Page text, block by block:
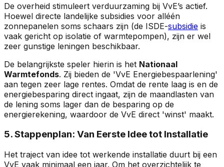
De overheid stimuleert verduurzaming bij VvE’s actief.
Hoewel directe landelijke subsidies voor alléén
zonnepanelen soms schaars zijn (de ISDE-subsidie is
vaak gericht op isolatie of warmtepompen), zijn er wel
zeer gunstige leningen beschikbaar.
De belangrijkste speler hierin is het Nationaal
Warmtefonds. Zij bieden de 'VvE Energiebespaarlening'
aan tegen zeer lage rentes. Omdat de rente laag is en de
energiebesparing direct ingaat, zijn de maandlasten van
de lening soms lager dan de besparing op de
energierekening, waardoor de VvE direct 'winst' maakt.
5. Stappenplan: Van Eerste Idee tot Installatie
Het traject van idee tot werkende installatie duurt bij een
VvE vaak minimaal een jaar. Om het overzichtelijk te